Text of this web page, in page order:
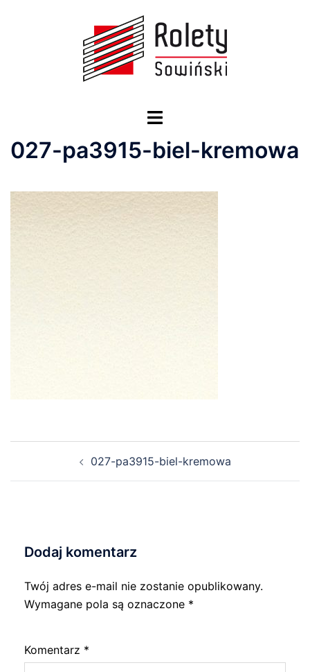
Przełącz
027-pa3915-biel-kremowa
027-pa3915-biel-kremowa
Dodaj komentarz
Twój adres e-mail nie zostanie opublikowany.
Wymagane pola są oznaczone *
Komentarz *